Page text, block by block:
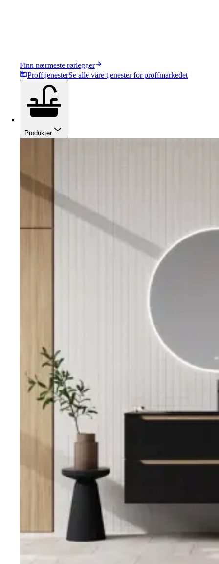
Finn nærmeste rørlegger
ProfftjenesterSe alle våre tjenester for proffmarkedet
Produkter